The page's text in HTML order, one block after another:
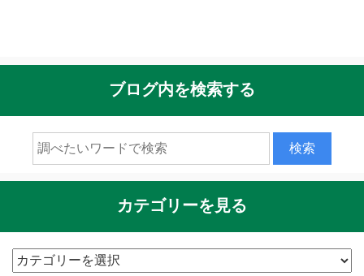
ブログ内を検索する
カテゴリーを見る
カ